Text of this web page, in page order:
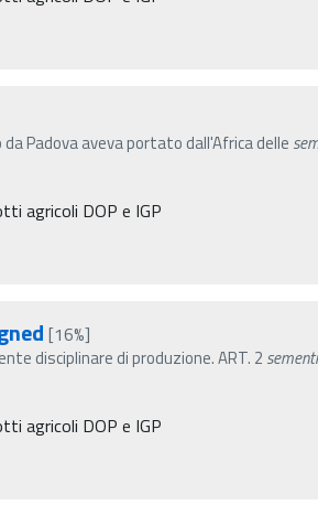
Padova aveva portato dall'Africa delle
agricoli DOP e IGP
[16%]
disciplinare di produzione. ART. 2 sementi
agricoli DOP e IGP